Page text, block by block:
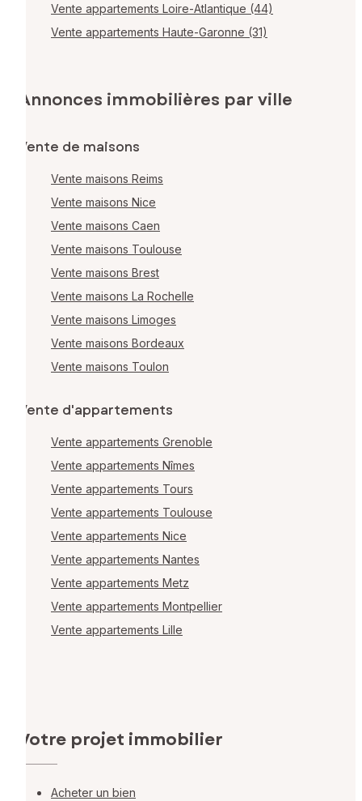
Vente appartements Loire-Atlantique (44)
Vente appartements Haute-Garonne (31)
Annonces immobilières par ville
Vente de maisons
Vente maisons Reims
Vente maisons Nice
Vente maisons Caen
Vente maisons Toulouse
Vente maisons Brest
Vente maisons La Rochelle
Vente maisons Limoges
Vente maisons Bordeaux
Vente maisons Toulon
Vente d'appartements
Vente appartements Grenoble
Vente appartements Nîmes
Vente appartements Tours
Vente appartements Toulouse
Vente appartements Nice
Vente appartements Nantes
Vente appartements Metz
Vente appartements Montpellier
Vente appartements Lille
Votre projet immobilier
Acheter un bien